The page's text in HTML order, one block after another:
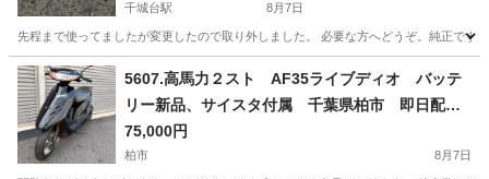
千城台駅 8月7日
先程まで使ってましたが変更したので取り外しました。 必要な方へどうぞ。純正です
千葉 千葉市 千城台駅 ホンダ
5607.高馬力２スト AF35ライブディオ バッテ
リー新品、サイスタ付属 千葉県柏市 即日配
送、自走引き取りも可能
75,000円
柏市 8月7日